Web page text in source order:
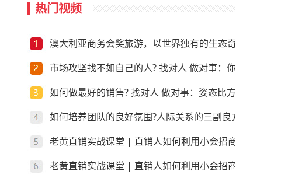
热门视频
澳大利亚商务会奖旅游，以世界独有的生态奇观与前沿商务
市场攻坚找不如自己的人? 找对人 做对事：你需要“向上”推荐
如何做最好的销售? 找对人 做对事：姿态比方法更重要!
如何培养团队的良好氛围?人际关系的三副良方和三副毒药！
老黄直销实战课堂 | 直销人如何利用小会招商和销售？第三
老黄直销实战课堂 | 直销人如何利用小会招商和销售？第二